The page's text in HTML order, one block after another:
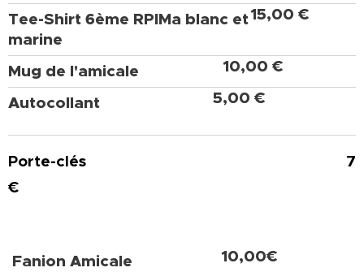
Tee-Shirt 6ème RPIMa blanc et
marine
15,00 €
Mug de l'amicale
10,00 €
Autocollant
5,00 €
Porte-clés 7
€
Fanion Amicale 10,00€